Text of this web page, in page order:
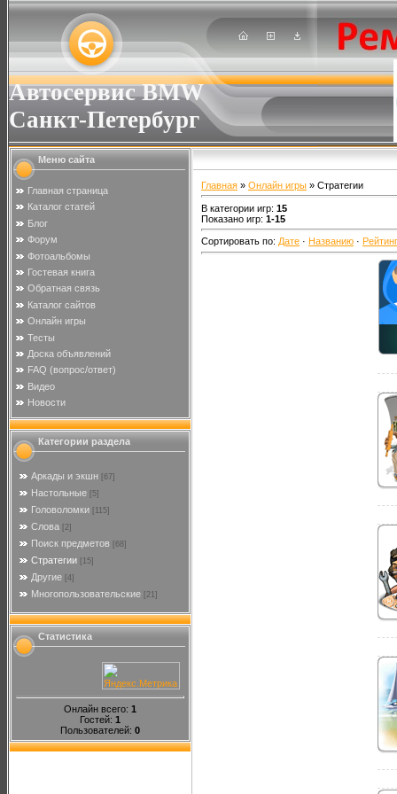
Автосервис BMW
Санкт-Петербург
Меню сайта
Главная страница
Каталог статей
Блог
Форум
Фотоальбомы
Гостевая книга
Обратная связь
Каталог сайтов
Онлайн игры
Тесты
Доска объявлений
FAQ (вопрос/ответ)
Видео
Новости
Категории раздела
Аркады и экшн [67]
Настольные [5]
Головоломки [115]
Слова [2]
Поиск предметов [68]
Стратегии [15]
Другие [4]
Многопользовательские [21]
Статистика
Онлайн всего: 1
Гостей: 1
Пользователей: 0
Главная » Онлайн игры » Стратегии
В категории игр: 15
Показано игр: 1-15
Сортировать по: Дате · Названию ·